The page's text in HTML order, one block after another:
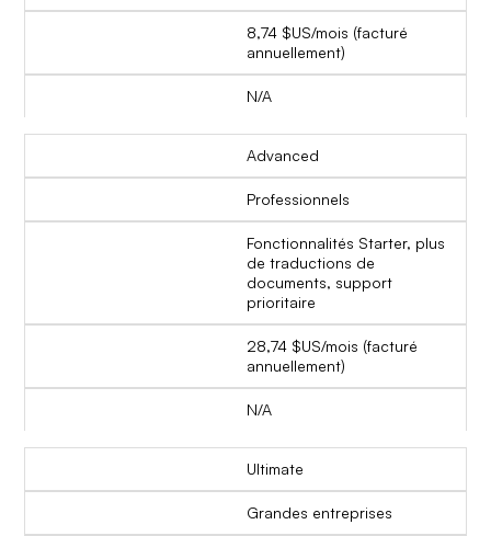
8,74 $US/mois (facturé
annuellement)
N/A
Advanced
Professionnels
Fonctionnalités Starter, plus
de traductions de
documents, support
prioritaire
28,74 $US/mois (facturé
annuellement)
N/A
Ultimate
Grandes entreprises